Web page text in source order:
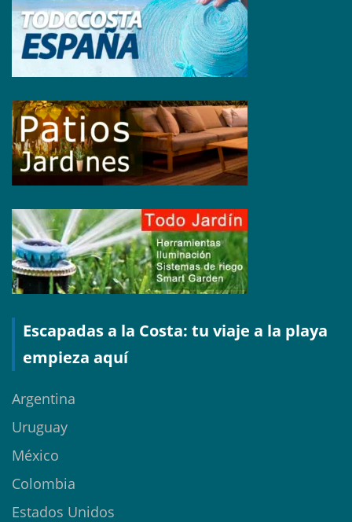
Escapadas a la Costa: tu viaje a la playa
empieza aquí
Argentina
Uruguay
México
Colombia
Estados Unidos